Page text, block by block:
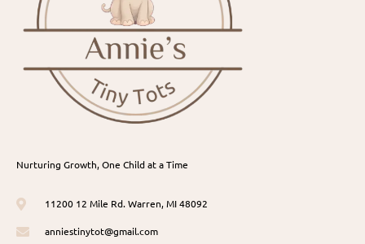
Nurturing Growth, One Child at a Time
11200 12 Mile Rd. Warren, MI 48092
anniestinytot@gmail.com